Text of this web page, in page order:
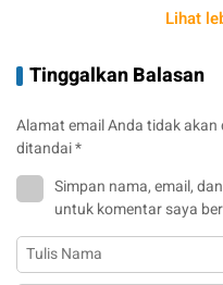
Lihat
Tinggalkan Balasan
Alamat email Anda tidak
ditandai*
Simpan nama, email,
untuk komentar saya